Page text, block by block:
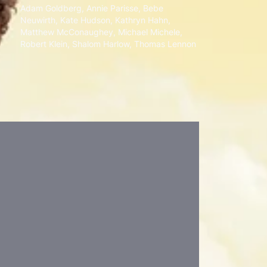
Adam Goldberg Annie Parisse Bebe
Neuwirth Kate Hudson Kathryn Hahn
Matthew McConaughey Michael Michele
Robert Klein Shalom Harlow, Thomas Lennon